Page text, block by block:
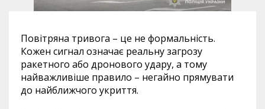
Повітряна тривога – це не формальність.
Кожен сигнал означає реальну загрозу
ракетного або дронового удару, а тому
найважливіше правило – негайно прямувати
до найближчого укриття.